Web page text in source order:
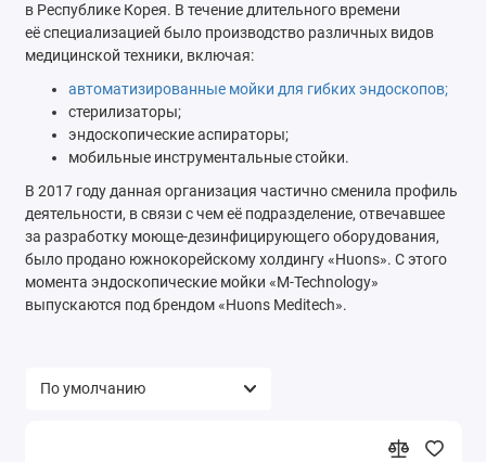
в Республике Корея. В течение длительного времени
её специализацией было производство различных видов
медицинской техники, включая:
автоматизированные мойки для гибких эндоскопов;
стерилизаторы;
эндоскопические аспираторы;
мобильные инструментальные стойки.
В 2017 году данная организация частично сменила профиль
деятельности, в связи с чем её подразделение, отвечавшее
за разработку моюще-дезинфицирующего оборудования,
было продано южнокорейскому холдингу «Huons». С этого
момента эндоскопические мойки «M-Technology»
выпускаются под брендом «Huons Meditech».